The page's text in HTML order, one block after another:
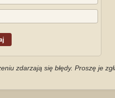
zdarzają się błędy. Proszę je